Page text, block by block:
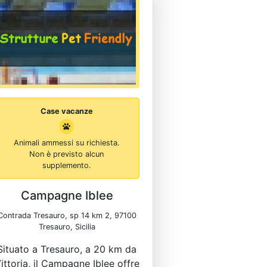
Case vacanze
Animali ammessi su richiesta.
Non è previsto alcun
supplemento.
Campagne Iblee
Tresauro, sp 14 km 2, 97100
Tresauro, Sicilia
a Tresauro, a 20 km da
il Campagne Iblee offre